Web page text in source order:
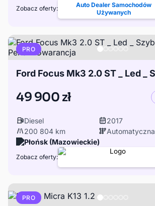
Zobacz oferty:
Auto Dealer Samochodów
Używanych
PRO
49 900 zł
Diesel
2017
200 804 km
Automatyczna
Płońsk (Mazowieckie)
Zobacz oferty:
PRO